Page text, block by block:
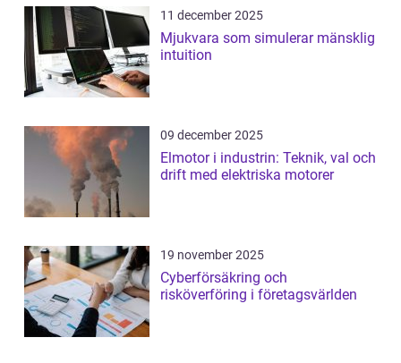
11 december 2025
Mjukvara som simulerar mänsklig
intuition
09 december 2025
Elmotor i industrin: Teknik, val och
drift med elektriska motorer
19 november 2025
Cyberförsäkring och
risköverföring i företagsvärlden